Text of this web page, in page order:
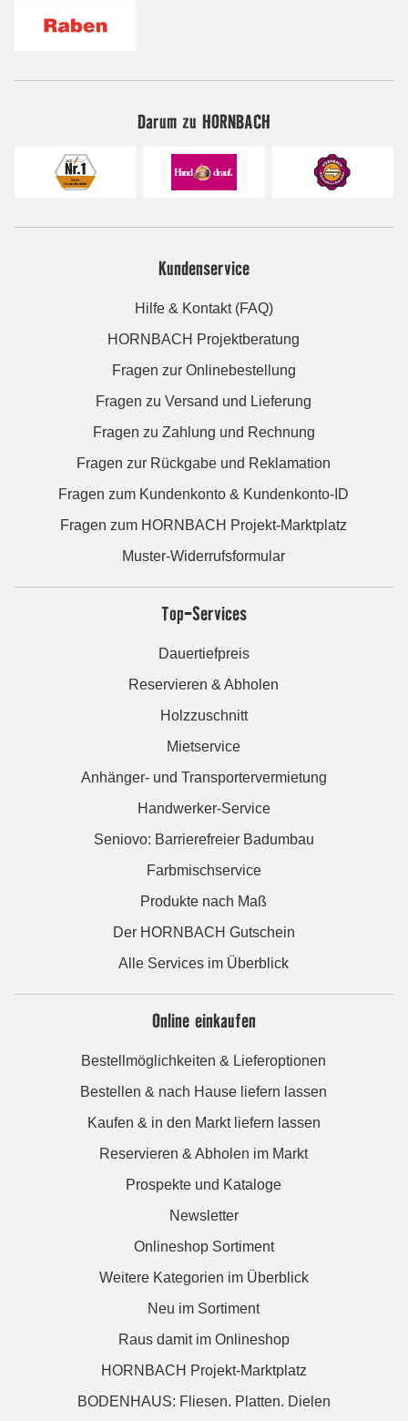
Darum zu HORNBACH
Kundenservice
Hilfe & Kontakt (FAQ)
HORNBACH Projektberatung
Fragen zur Onlinebestellung
Fragen zu Versand und Lieferung
Fragen zu Zahlung und Rechnung
Fragen zur Rückgabe und Reklamation
Fragen zum Kundenkonto & Kundenkonto-ID
Fragen zum HORNBACH Projekt-Marktplatz
Muster-Widerrufsformular
Top-Services
Dauertiefpreis
Reservieren & Abholen
Holzzuschnitt
Mietservice
Anhänger- und Transportervermietung
Handwerker-Service
Seniovo: Barrierefreier Badumbau
Farbmischservice
Produkte nach Maß
Der HORNBACH Gutschein
Alle Services im Überblick
Online einkaufen
Bestellmöglichkeiten & Lieferoptionen
Bestellen & nach Hause liefern lassen
Kaufen & in den Markt liefern lassen
Reservieren & Abholen im Markt
Prospekte und Kataloge
Newsletter
Onlineshop Sortiment
Weitere Kategorien im Überblick
Neu im Sortiment
Raus damit im Onlineshop
HORNBACH Projekt-Marktplatz
BODENHAUS: Fliesen. Platten. Dielen